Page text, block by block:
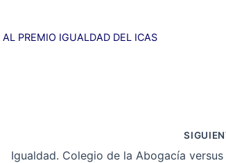
PREMIO IGUALDAD DEL ICAS